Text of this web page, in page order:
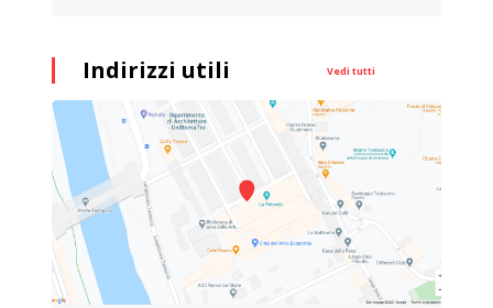
Indirizzi utili Vedi tutti